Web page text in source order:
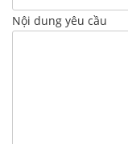
Nội dung yêu cầu